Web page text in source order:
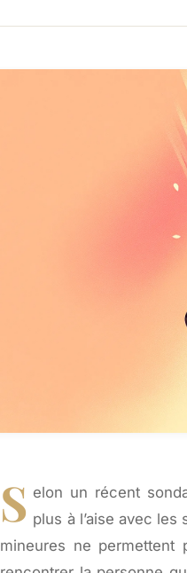
S elon un récent
plus à l’aise avec
mineures ne